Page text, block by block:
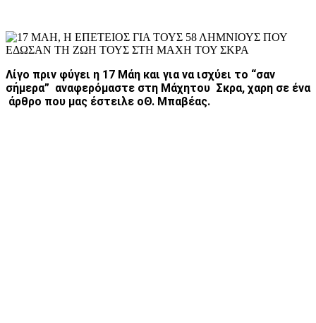
Λίγο πριν φύγει η 17 Μάη και γιανα ισχύει το “σαν
σήμερα” αναφερόμαστε στη Μάχητου Σκρα, χαρη σε ένα
άρθρο που μας έστειλε οΘ. Μπαβέας.